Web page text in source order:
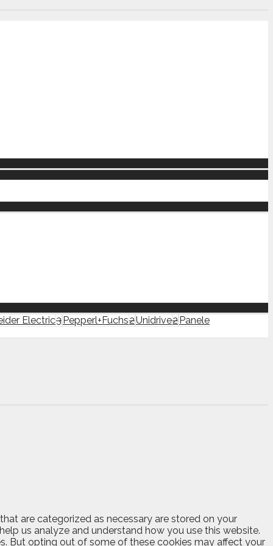
Electric3Pepperl+Fuchs2Unidrive2Panele
are categorized as necessary are stored on your
us analyze and understand how you use this website.
But opting out of some of these cookies may affect your